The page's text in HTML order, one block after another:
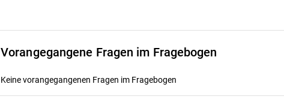
Vorangegangene Fragen im Fragebogen
Keine vorangegangenen Fragen im Fragebogen